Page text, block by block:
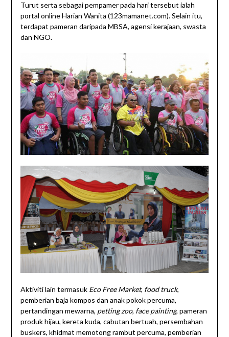
Turut serta sebagai pempamer pada hari tersebut ialah
portal online Harian Wanita (123mamanet.com). Selain itu,
terdapat pameran daripada MBSA, agensi kerajaan, swasta
dan NGO.
Aktiviti lain termasuk Eco Free Market, food truck,
pemberian baja kompos dan anak pokok percuma,
pertandingan mewarna, petting zoo, face painting, pameran
produk hijau, kereta kuda, cabutan bertuah, persembahan
buskers, khidmat memotong rambut percuma, pemberian